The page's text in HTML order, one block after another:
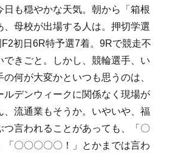
日も穏やかな天気。朝から「箱根
、母校が出場する人は。押切学選
初日6R特予選7着。9Rで競走不
できごと。しかし、競輪選手、い
何が大変かといつも思うのは、
ルデンウィークに関係なく現場が
、流通業もそうか。いやいや、福
つ言われることがあっても、「〇
「〇〇〇〇〇！」とかまでは言わ